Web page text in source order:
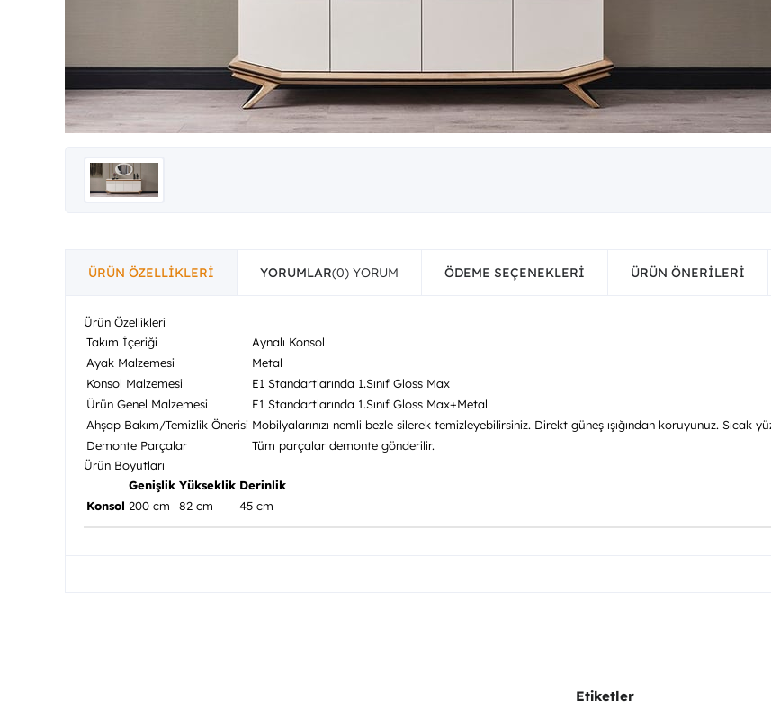
ÜRÜN ÖZELLIKLERI YORUMLAR(0) ÖDEME SEÇENEKLERI ÜRÜN ÖNERILERI
Ürün Özellikleri
Takım İçeriği
Aynalı Konsol
Ayak Malzemesi
Metal
Konsol Malzemesi
E1 Standartlarında 1.Sınıf Gloss Max
Ürün Genel Malzemesi
E1 Standartlarında 1.Sınıf Gloss Max+Metal
Ahşap Bakım/Temizlik Önerisi Mobilyalarınızı nemli bezle silerek temizleyebilirsiniz. Direkt güneş ışığından koruyunuz. Sıcak
Demonte Parçalar
Tüm parçalar demonte gönderilir.
Ürün Boyutları
Genişlik Yükseklik Derinlik
Konsol 200 cm 82 cm 45 cm
Etiketler